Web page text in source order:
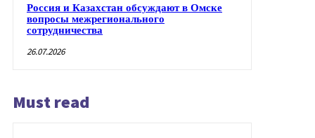
Россия и Казахстан обсуждают в Омске
вопросы межрегионального
сотрудничества
26.07.2026
Must read